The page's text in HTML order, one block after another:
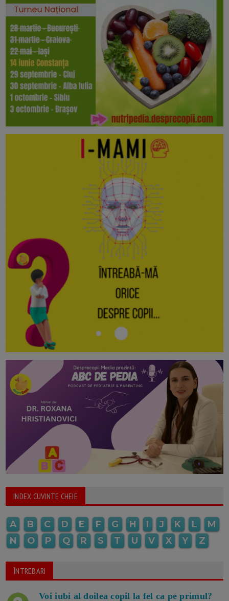
INDEX CUVINTE CHEIE
A B C D E F G H I J K L
M
N
O P Q R S T U V X Y Z
ÎNTREBARI
Voi iubi al doilea copil la fel ca pe primul?